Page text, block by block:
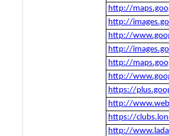
http://
http://
http://
http://
http://
http://
https://
http://
https://
http://